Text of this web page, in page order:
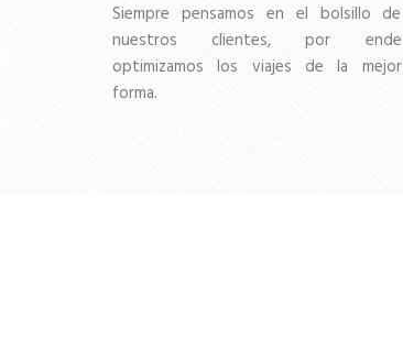
Siempre pensamos en el bolsillo de
nuestros clientes, por ende
optimizamos los viajes de la mejor
forma.